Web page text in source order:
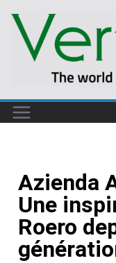
Azienda
Une
Roero